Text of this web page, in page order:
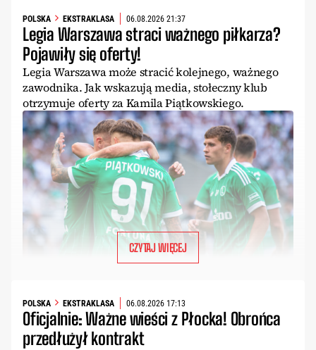
POLSKA EKSTRAKLASA 06.08.2026 21:37
Legia Warszawa straci ważnego piłkarza?
Pojawiły się oferty!
Legia Warszawa może stracić kolejnego, ważnego
zawodnika. Jak wskazują media, stołeczny klub
otrzymuje oferty za Kamila Piątkowskiego.
CZYTAJ WIĘCEJ
POLSKA EKSTRAKLASA 06.08.2026 17:13
Oficjalnie: Ważne wieści z Płocka! Obrońca
przedłużył kontrakt